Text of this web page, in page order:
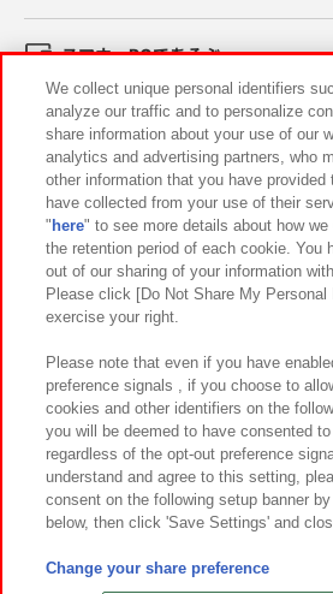
スマホ・PCであそぶ
イベント・キャンペーン
関連会社 サステナビリティ
プライバシーポリシー ウェブアクセシ
お取引先さまとともに
カスタマーハラスメント対応方針 よくあ
©Bandai Namco
©Bandai Namco Amusement
We collect unique personal identifiers
analyze our traffic and to personalize
share information about your use of our
analytics and advertising partners, who
other information that you have
have collected from your use of their
" here" to see more details about how
the retention period of each cookie. You
out of our sharing of your information
Please click [Do Not Share My Personal
exercise your right.
Please note that even if you have
preference signals , if you choose to
cookies and other identifiers on the
you will be deemed to have consented
regardless of the opt-out preference
understand and agree to this setting,
consent on the following setup banner
below, then click 'Save Settings' and
Change your share preference